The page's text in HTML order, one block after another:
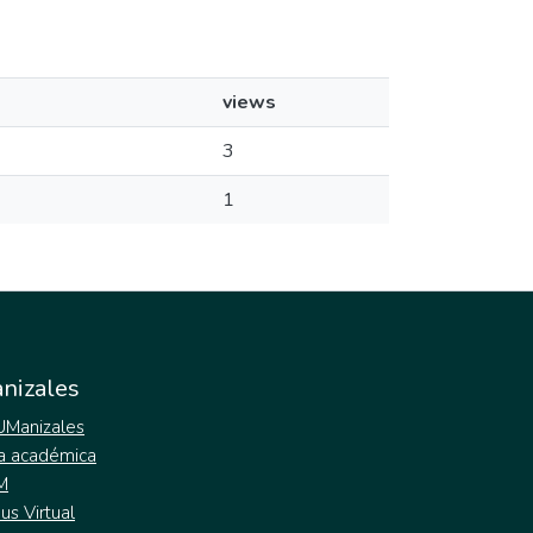
views
3
1
académica
Virtual